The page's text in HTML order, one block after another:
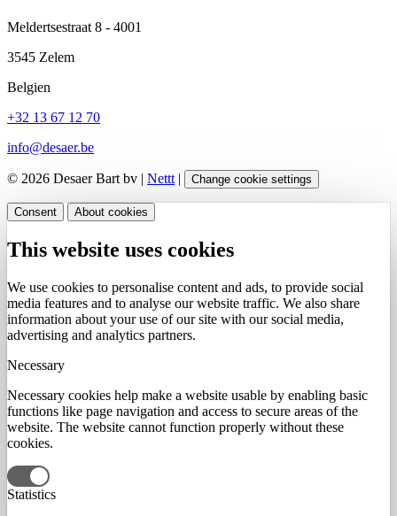
Meldertsestraat 8 - 4001
3545 Zelem
Belgien
+32 13 67 12 70
info@desaer.be
© 2026 Desaer Bart bv | Nettt | Change cookie settings
Consent About cookies
This website uses cookies
We use cookies to personalise content and ads, to provide social
media features and to analyse our website traffic. We also share
information about your use of our site with our social media,
advertising and analytics partners.
Necessary
Necessary cookies help make a website usable by enabling basic
functions like page navigation and access to secure areas of the
website. The website cannot function properly without these
cookies.
Statistics